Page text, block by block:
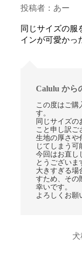
投稿者：あー
同じサイズの服
インが可愛かっ
Calulu から
この度はご購
す。
同じサイズ
こと申し訳ご
生地の厚さや
じてしまう可
今回はお直し
とうございま
大きすぎる場
すため、その
幸いです。
よろしくお願